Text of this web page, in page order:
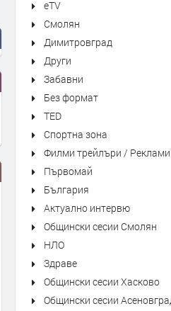
Kiss - Forever
eTV
Смолян
Димитровград
Други
Забавни
Без формат
TED
Спортна зона
Филми трейлъри / Реклами
Първомай
България
Актуално интервю
Общински сесии Смолян
НЛО
Здраве
Общински сесии Хасково
Общински сесии